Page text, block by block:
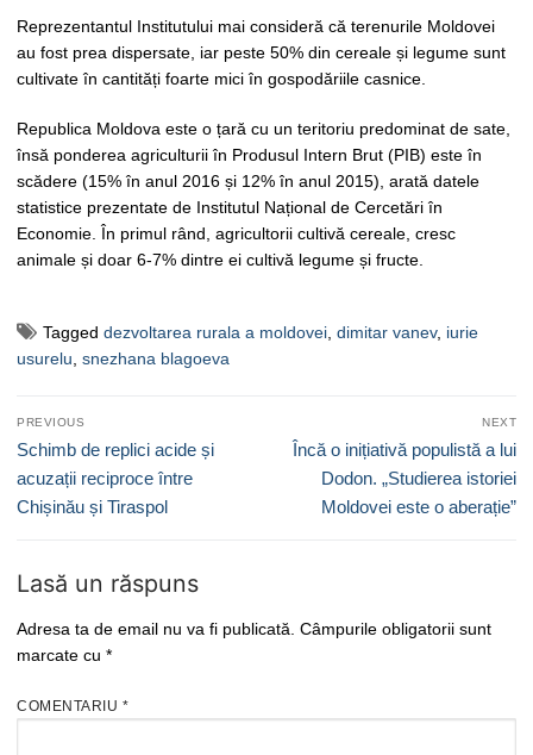
Reprezentantul Institutului mai consideră că terenurile Moldovei
au fost prea dispersate, iar peste 50% din cereale și legume sunt
cultivate în cantități foarte mici în gospodăriile casnice.
Republica Moldova este o țară cu un teritoriu predominat de sate,
însă ponderea agriculturii în Produsul Intern Brut (PIB) este în
scădere (15% în anul 2016 și 12% în anul 2015), arată datele
statistice prezentate de Institutul Național de Cercetări în
Economie. În primul rând, agricultorii cultivă cereale, cresc
animale și doar 6-7% dintre ei cultivă legume și fructe.
Tagged dezvoltarea rurala a moldovei, dimitar vanev, iurie
usurelu, snezhana blagoeva
Navigare
în
articole
PREVIOUS
Previous
post:
Schimb de replici acide și
acuzații reciproce între
Chișinău și Tiraspol
NEXT
Next
post:
Încă o inițiativă populistă a lui
Dodon. „Studierea istoriei
Moldovei este o aberație”
Lasă un răspuns
Adresa ta de email nu va fi publicată. Câmpurile obligatorii sunt
marcate cu *
COMENTARIU *